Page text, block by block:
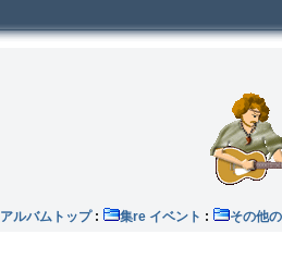
アルバムトップ: 集re イベント : その